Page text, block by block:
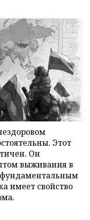
Этот
Он
выживания в
фундаментальным
имеет свойство